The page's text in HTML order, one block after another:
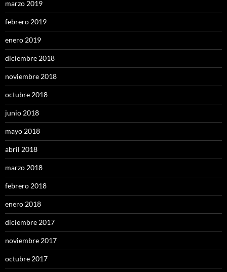
marzo 2019
febrero 2019
enero 2019
diciembre 2018
noviembre 2018
octubre 2018
junio 2018
mayo 2018
abril 2018
marzo 2018
febrero 2018
enero 2018
diciembre 2017
noviembre 2017
octubre 2017